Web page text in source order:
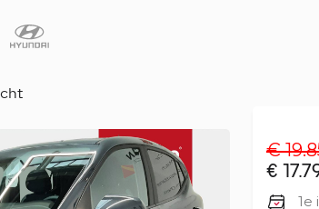
Diensten
Faq
€
€
1e